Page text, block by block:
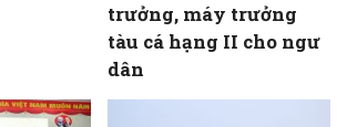
trưởng, máy trưởng
tàu cá hạng II cho ngư
dân